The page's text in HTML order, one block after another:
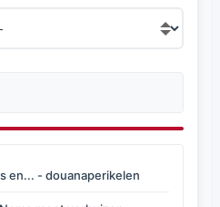
en... - douanaperikelen